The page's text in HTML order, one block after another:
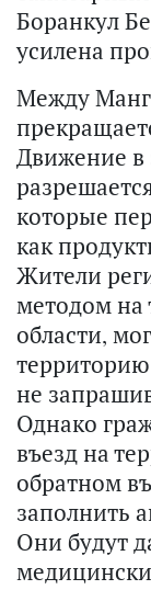
Боранкул
усилена
Между
Движение в
которые
как
Жители
методом на
области,
территорию
не
Однако
въезд на
обратном
заполнить
Они будут